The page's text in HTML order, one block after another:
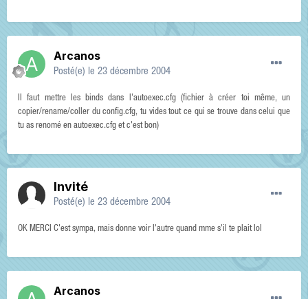
Arcanos
Posté(e) le 23 décembre 2004
Il faut mettre les binds dans l'autoexec.cfg (fichier à créer toi même, un
copier/rename/coller du config.cfg, tu vides tout ce qui se trouve dans celui que
tu as renomé en autoexec.cfg et c'est bon)
Invité
Posté(e) le 23 décembre 2004
OK MERCI C'est sympa, mais donne voir l'autre quand mme s'il te plait lol
Arcanos